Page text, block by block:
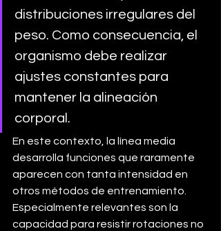
distribuciones irregulares del
peso. Como consecuencia, el
organismo debe realizar
ajustes constantes para
mantener la alineación
corporal.
En este contexto, la línea media
desarrolla funciones que raramente
aparecen con tanta intensidad en
otros métodos de entrenamiento.
Especialmente relevantes son la
capacidad para resistir rotaciones no